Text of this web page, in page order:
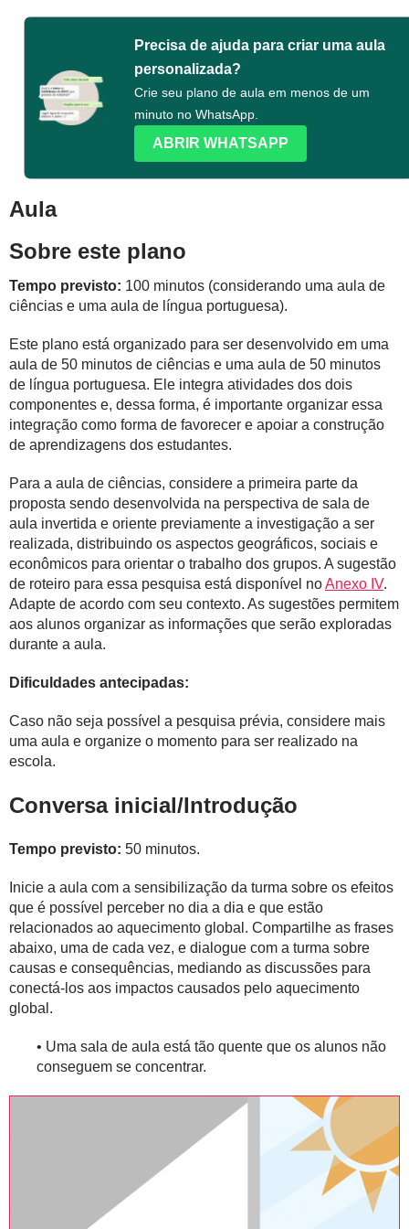
Precisa de ajuda para criar uma aula
personalizada?
Crie seu plano de aula em menos de um
minuto no WhatsApp.
ABRIR WHATSAPP
Aula
Sobre este plano
Tempo previsto: 100 minutos (considerando uma aula de
ciências e uma aula de língua portuguesa).
Este plano está organizado para ser desenvolvido em uma
aula de 50 minutos de ciências e uma aula de 50 minutos
de língua portuguesa. Ele integra atividades dos dois
componentes e, dessa forma, é importante organizar essa
integração como forma de favorecer e apoiar a construção
de aprendizagens dos estudantes.
Para a aula de ciências, considere a primeira parte da
proposta sendo desenvolvida na perspectiva de sala de
aula invertida e oriente previamente a investigação a ser
realizada, distribuindo os aspectos geográficos, sociais e
econômicos para orientar o trabalho dos grupos. A sugestão
de roteiro para essa pesquisa está disponível noAnexo IV.
Adapte de acordo com seu contexto. As sugestões permitem
aos alunos organizar as informações que serão exploradas
durante a aula.
Dificuldades antecipadas:
Caso não seja possível a pesquisa prévia, considere mais
uma aula e organize o momento para ser realizado na
escola.
Conversa inicial/Introdução
Tempo previsto: 50 minutos.
Inicie a aula com a sensibilização da turma sobre os efeitos
que é possível perceber no dia a dia e que estão
relacionados ao aquecimento global. Compartilhe as frases
abaixo, uma de cada vez, e dialogue com a turma sobre
causas e consequências, mediando as discussões para
conectá-los aos impactos causados pelo aquecimento
global.
• Uma sala de aula está tão quente que os alunos não
conseguem se concentrar.